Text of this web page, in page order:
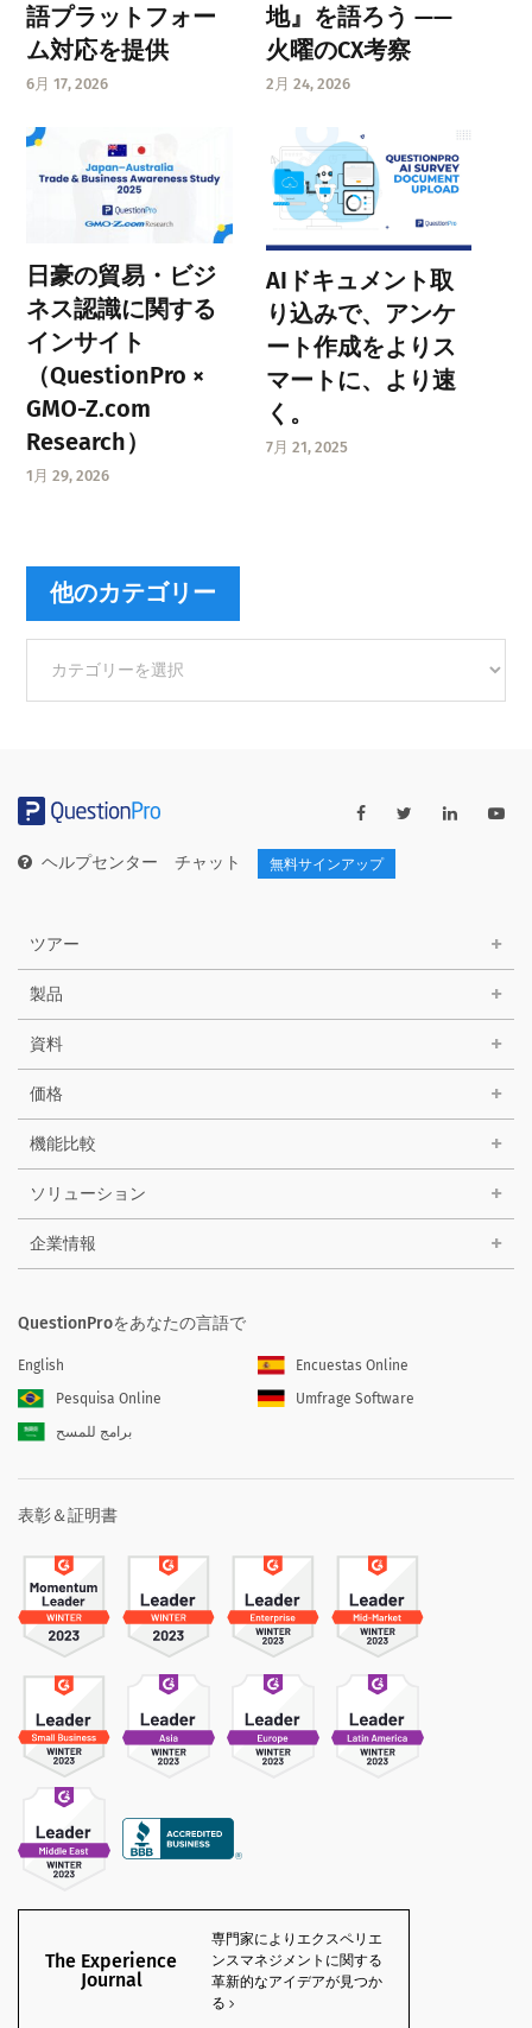
語プラットフォー
ム対応を提供
6月 17, 2026
地』を語ろう ——
火曜のCX考察
2月 24, 2026
日豪の貿易・ビジ
ネス認識に関する
インサイト
（QuestionPro ×
GMO-Z.com
Research）
1月 29, 2026
AIドキュメント取
り込みで、アンケ
ート作成をよりス
マートに、より速
く。
7月 21, 2025
他のカテゴリー
カ
ー
ヘルプセンター チャット 無料サインアップ
ツアー
製品
資料
価格
機能比較
ソリューション
企業情報
QuestionProをあなたの言語で
English
Encuestas Online
Pesquisa Online
Umfrage Software
برامج للمسح
表彰＆証明書
The Experience
Journal
専門家によりエクスペリエ
ンスマネジメントに関する
革新的なアイデアが見つか
る